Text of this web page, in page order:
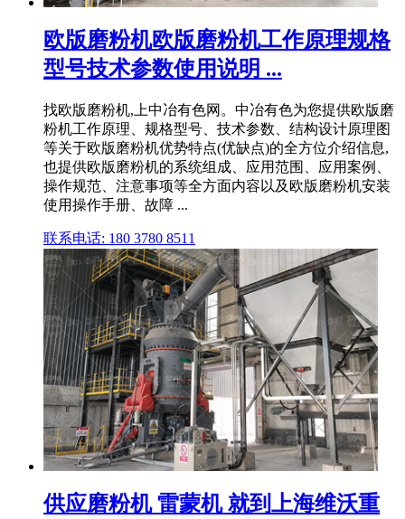
欧版磨粉机欧版磨粉机工作原理规格
型号技术参数使用说明 ...
找欧版磨粉机,上中冶有色网。中冶有色为您提供欧版磨
粉机工作原理、规格型号、技术参数、结构设计原理图
等关于欧版磨粉机优势特点(优缺点)的全方位介绍信息,
也提供欧版磨粉机的系统组成、应用范围、应用案例、
操作规范、注意事项等全方面内容以及欧版磨粉机安装
使用操作手册、故障 ...
联系电话: 180 3780 8511
供应磨粉机 雷蒙机 就到上海维沃重